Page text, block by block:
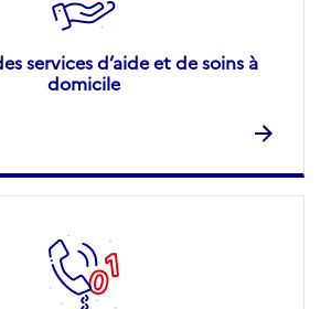
services d’aide et de soins à
domicile